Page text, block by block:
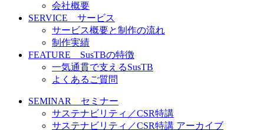
会社概要
SERVICE サービス
サービス概要と制作の流れ
制作実績
FEATURE SusTBの特徴
一気通貫で支えるSusTB
よくあるご質問
SEMINAR セミナー
サステナビリティ／CSR特講
サステナビリティ／CSR特講 アーカイブ